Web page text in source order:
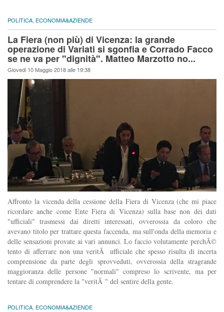
POLITICA, ECONOMIA&AZIENDE
La Fiera (non più) di Vicenza: la grande
operazione di Variati si sgonfia e Corrado Facco
se ne va per "dignità". Matteo Marzotto no...
Giovedi 10 Maggio 2018 alle 19:38
Affronto la vicenda della cessione della Fiera di Vicenza (che mi piace
ricordare anche come Ente Fiera di Vicenza) sulla base non dei dati
"ufficiali" trasmessi dai diretti interessati, ovverossia da coloro che
avevano titolo per trattare questa faccenda, ma sull'onda della memoria e
delle sensazioni provate ai vari annunci. Lo faccio volutamente perchÃ©
tento di afferrare non una veritÃ ufficiale che spesso risulta di incerta
comprensione da parte degli sprovveduti, ovverossia della stragrande
maggioranza delle persone "normali" compreso lo scrivente, ma per
tentare di comprendere la "veritÃ " del sentire della gente.
POLITICA ECONOMIA&AZIENDE